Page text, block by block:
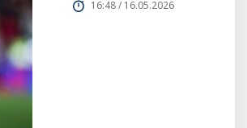
16:48 / 16.05.2026